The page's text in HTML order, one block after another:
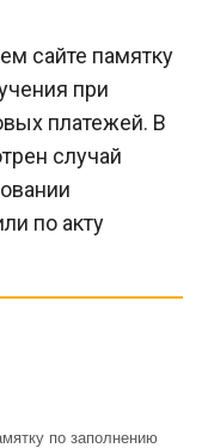
сайте памятку
при
платежей. В
случай
по акту
по заполнению